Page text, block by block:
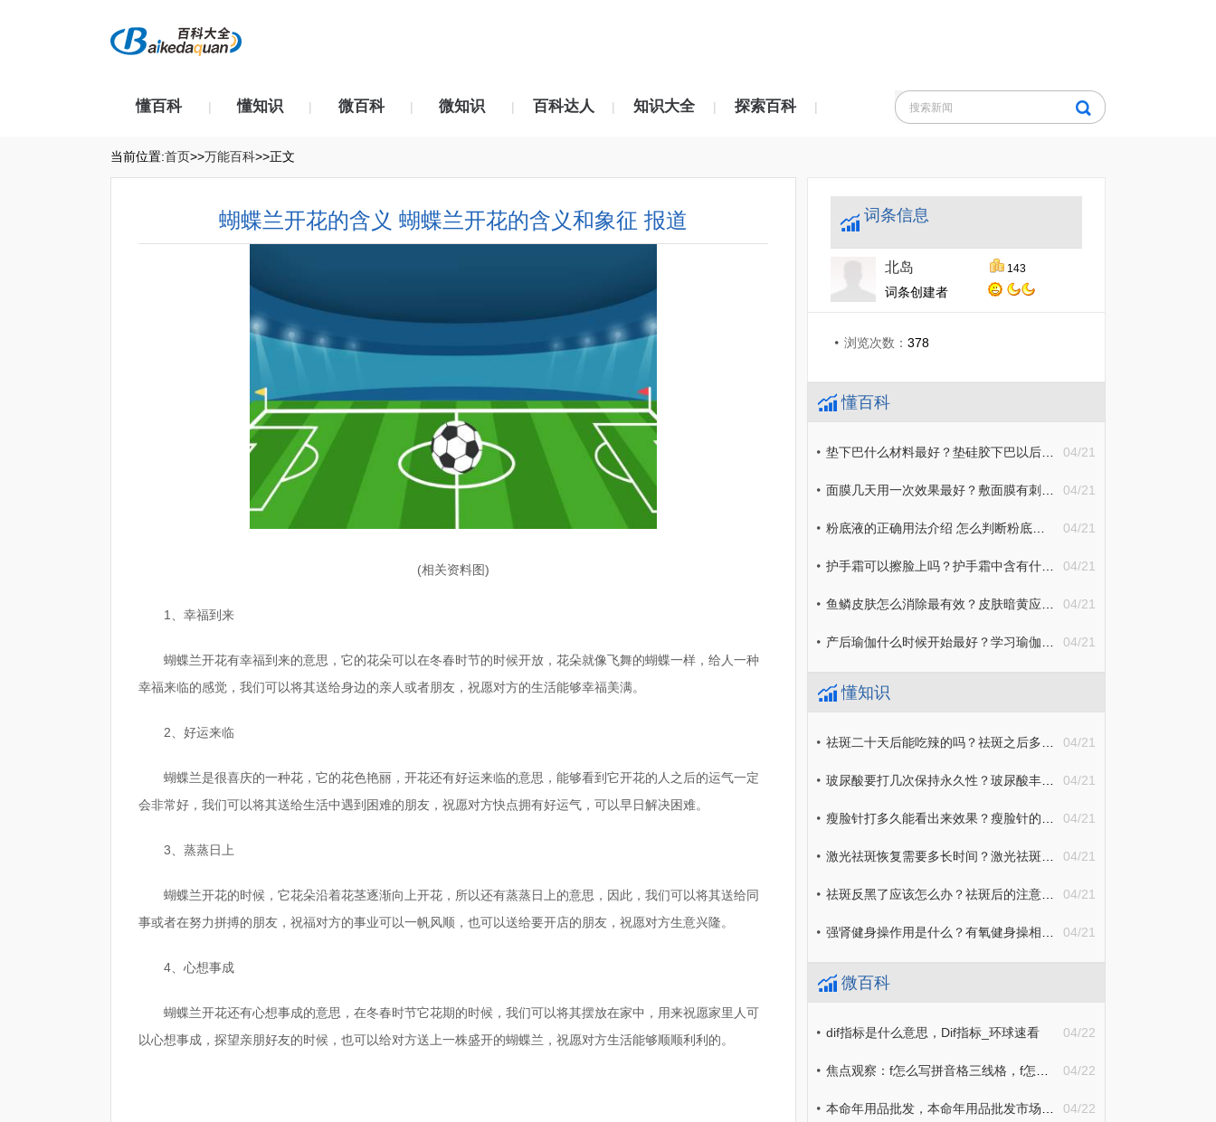
懂百科 | 懂知识 | 微百科 | 微知识 | 百科达人 | 知识大全 | 探索百科 |
当前位置:首页>>万能百科>>正文
蝴蝶兰开花的含义 蝴蝶兰开花的含义和象征 报道
(相关资料图)
1、幸福到来
蝴蝶兰开花有幸福到来的意思，它的花朵可以在冬春时节的时候开放，花朵就像飞舞的蝴蝶一样，给人一种
幸福来临的感觉，我们可以将其送给身边的亲人或者朋友，祝愿对方的生活能够幸福美满。
2、好运来临
蝴蝶兰是很喜庆的一种花，它的花色艳丽，开花还有好运来临的意思，能够看到它开花的人之后的运气一定
会非常好，我们可以将其送给生活中遇到困难的朋友，祝愿对方快点拥有好运气，可以早日解决困难。
3、蒸蒸日上
蝴蝶兰开花的时候，它花朵沿着花茎逐渐向上开花，所以还有蒸蒸日上的意思，因此，我们可以将其送给同
事或者在努力拼搏的朋友，祝福对方的事业可以一帆风顺，也可以送给要开店的朋友，祝愿对方生意兴隆。
4、心想事成
蝴蝶兰开花还有心想事成的意思，在冬春时节它花期的时候，我们可以将其摆放在家中，用来祝愿家里人可
以心想事成，探望亲朋好友的时候，也可以给对方送上一株盛开的蝴蝶兰，祝愿对方生活能够顺顺利利的。
词条信息
北岛 143
词条创建者
浏览次数： 378
懂百科
04/21
垫下巴什么材料最好？垫硅胶下巴以后容易歪吗？
04/21
面膜几天用一次效果最好？敷面膜有刺痛感正常吗？
04/21
粉底液的正确用法介绍 怎么判断粉底液有没有过期？
04/21
护手霜可以擦脸上吗？护手霜中含有什么成分不好？
04/21
鱼鳞皮肤怎么消除最有效？皮肤暗黄应该怎么办？
04/21
产后瑜伽什么时候开始最好？学习瑜伽的好处有哪些？
懂知识
04/21
祛斑二十天后能吃辣的吗？祛斑之后多久能化妆？
04/21
玻尿酸要打几次保持永久性？玻尿酸丰苹果肌吸收后脸会塌陷吗？
04/21
瘦脸针打多久能看出来效果？瘦脸针的副作用有哪些？
04/21
激光祛斑恢复需要多长时间？激光祛斑完不能吃什么东西？
04/21
祛斑反黑了应该怎么办？祛斑后的注意事项介绍
04/21
强肾健身操作用是什么？有氧健身操相关知识介绍
微百科
04/22
dif指标是什么意思，Dif指标_环球速看
04/22
焦点观察：f怎么写拼音格三线格，f怎么写四线三格
04/22
本命年用品批发，本命年用品批发市场 环球热消息